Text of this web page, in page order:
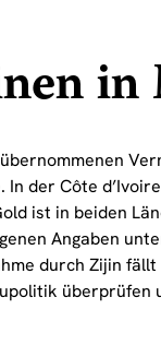
in
In der Côte
ist in beiden
Angaben
durch Zijin
überprüfen